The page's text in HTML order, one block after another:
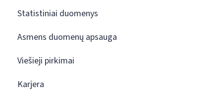
Statistiniai duomenys
Asmens duomenų apsauga
Viešieji pirkimai
Karjera